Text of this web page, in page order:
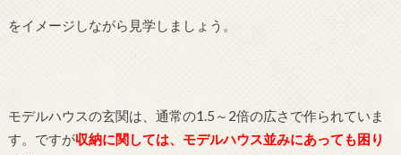
をイメージしながら見学しましょう。
モデルハウスの玄関は、通常の1.5～2倍の広さで作られていま
す。ですが収納に関しては、 モデルハウス並みにあっても困り